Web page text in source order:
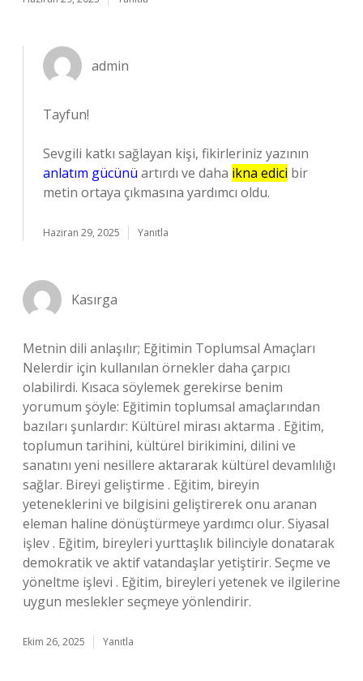
admin
Tayfun!
Sevgili katkı sağlayan kişi, fikirleriniz yazının
anlatım gücünü artırdı ve daha ikna edici bir
metin ortaya çıkmasına yardımcı oldu.
Haziran 29, 2025 Yanıtla
Kasırga
Metnin dili anlaşılır; Eğitimin Toplumsal Amaçları
Nelerdir için kullanılan örnekler daha çarpıcı
olabilirdi. Kısaca söylemek gerekirse benim
yorumum şöyle: Eğitimin toplumsal amaçlarından
bazıları şunlardır: Kültürel mirası aktarma . Eğitim,
toplumun tarihini, kültürel birikimini, dilini ve
sanatını yeni nesillere aktararak kültürel devamlılığı
sağlar. Bireyi geliştirme . Eğitim, bireyin
yeteneklerini ve bilgisini geliştirerek onu aranan
eleman haline dönüştürmeye yardımcı olur. Siyasal
işlev . Eğitim, bireyleri yurttaşlık bilinciyle donatarak
demokratik ve aktif vatandaşlar yetiştirir. Seçme ve
yöneltme işlevi . Eğitim, bireyleri yetenek ve ilgilerine
uygun meslekler seçmeye yönlendirir.
Ekim 26, 2025 Yanıtla